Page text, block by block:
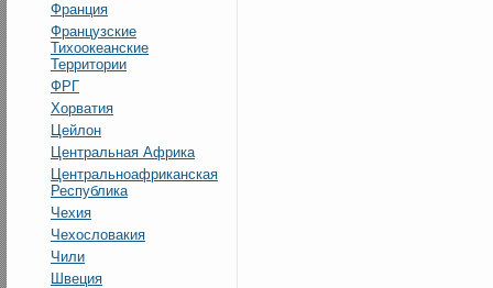
Франция
Французские
Тихоокеанские
Территории
ФРГ
Хорватия
Цейлон
Центральная Африка
Центральноафриканская
Республика
Чехия
Чехословакия
Чили
Швеция